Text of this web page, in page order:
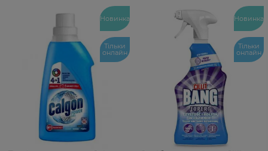
Новинка
Тільки
онлайн
Новинка
Тільки
онлайн